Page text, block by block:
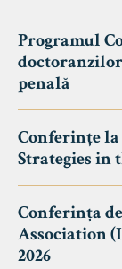
Programul
penală
Conferințe
Strategies in
Conferința
Association
2026